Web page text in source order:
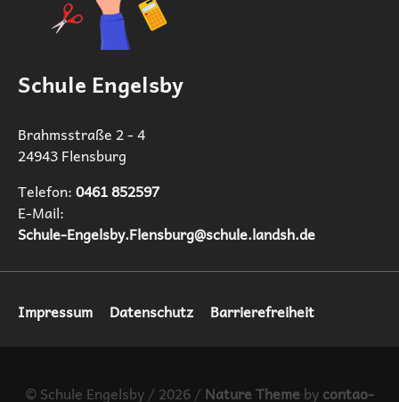
Schule Engelsby
Brahmsstraße 2 - 4
24943 Flensburg
Telefon:0461 852597‬
E-Mail:
Schule-Engelsby.Flensburg@schule.landsh.de
überspringen
Impressum Datenschutz Barrierefreiheit
© Schule Engelsby / 2026 /Nature Theme bycontao-